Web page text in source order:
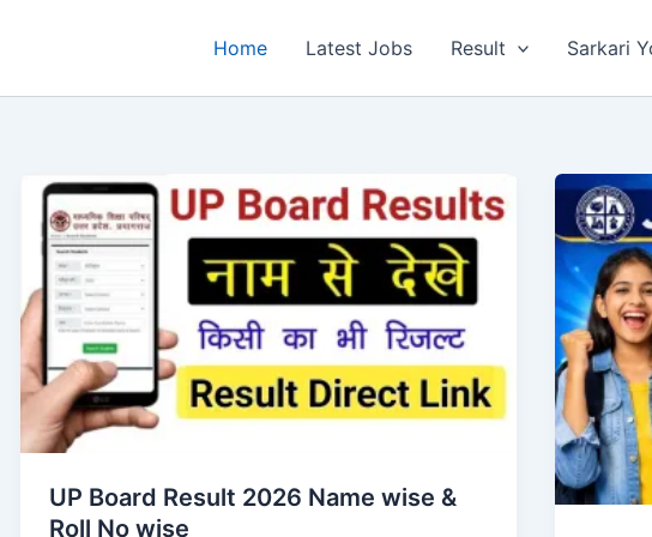
Home Latest Jobs Result Sarkari
UP Board Result 2026 Name wise &
Roll No wise